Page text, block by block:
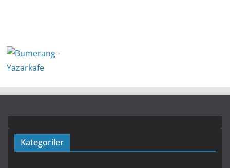
Kategoriler